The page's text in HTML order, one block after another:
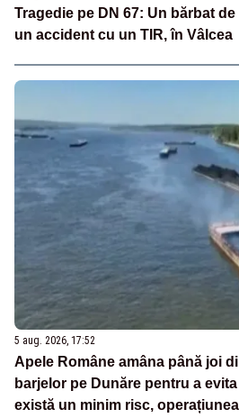
Tragedie pe DN 67: Un bărbat
un accident cu un TIR, în Vâlcea
5 aug. 2026, 17:52
Apele Române amâna până joi
barjelor pe Dunăre pentru a
există un minim risc,